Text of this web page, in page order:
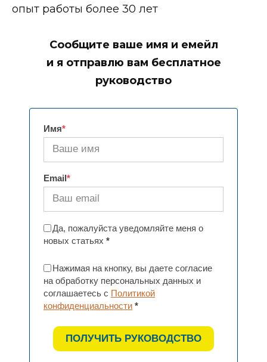
опыт работы более 30 лет
Сообщите ваше имя и емейл
и я отправлю вам бесплатное
руководство
Имя*
Email*
Да, пожалуйста уведомляйте меня о
новых статьях *
Нажимая на кнопку, вы даете согласие
на обработку персональных данных и
соглашаетесь с Политикой
конфиденциальности *
ПОЛУЧИТЬ РУКОВОДСТВО